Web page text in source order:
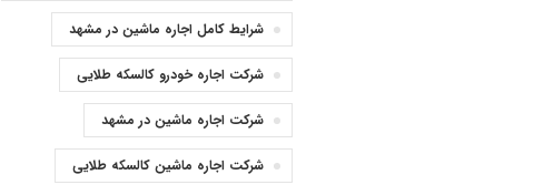
شرایط کامل اجاره ماشین در مشهد
شرکت اجاره خودرو کالسکه طلایی
شرکت اجاره ماشین در مشهد
شرکت اجاره ماشین کالسکه طلایی